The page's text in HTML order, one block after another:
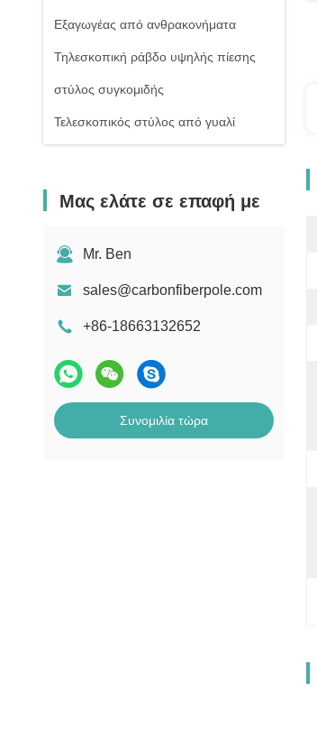
Εξαγωγέας από ανθρακονήματα
Τηλεσκοπική ράβδο υψηλής πίεσης
στύλος συγκομιδής
Τελεσκοπικός στύλος από γυαλί
Μας ελάτε σε επαφή με
Mr. Ben
sales@carbonfiberpole.com
+86-18663132652
Συνομιλία τώρα